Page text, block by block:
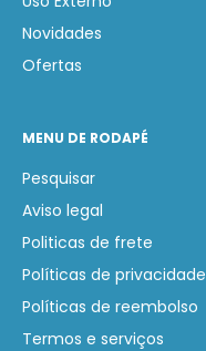
Novidades
Ofertas
MENU DE RODAPÉ
Pesquisar
Aviso legal
Politicas de frete
Políticas de privacidade
Políticas de reembolso
Termos e serviços